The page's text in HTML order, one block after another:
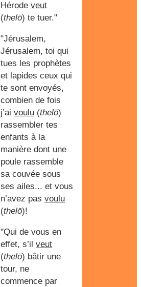
Hérode veut
(thelō) te tuer."
"Jérusalem,
Jérusalem, toi qui
tues les prophètes
et lapides ceux qui
te sont envoyés,
combien de fois
j’ai voulu (thelō)
rassembler tes
enfants à la
manière dont une
poule rassemble
sa couvée sous
ses ailes... et vous
n’avez pas voulu
(thelō)!
"Qui de vous en
effet, s’il veut
(thelō) bâtir une
tour, ne
commence par